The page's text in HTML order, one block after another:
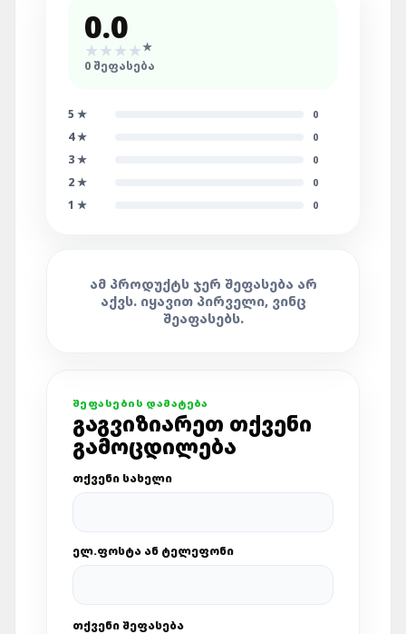
0.0
★★★★★
0ᲨᲔᲤᲐᲡᲔᲑᲐ
5 ★ 0
4★ 0
3★ 0
2★ 0
1 ★ 0
ᲐᲛ ᲞᲠᲝᲓᲣᲥᲢᲡ ᲯᲔᲠ ᲨᲔᲤᲐᲡᲔᲑᲐ ᲐᲠ
ᲐᲥᲕᲡ. ᲘᲧᲐᲕᲘᲗ ᲞᲘᲠᲕᲔᲚᲘ, ᲕᲘᲜᲪ
ᲨᲔᲐᲤᲐᲡᲔᲑᲡ.
ᲨᲔᲤᲐᲡᲔᲑᲘᲡ ᲓᲐᲛᲐᲢᲔᲑᲐ
ᲒᲐᲒᲕᲘᲖᲘᲐᲠᲔᲗ ᲗᲥᲕᲔᲜᲘ
ᲒᲐᲛᲝᲪᲓᲘᲚᲔᲑᲐ
ᲗᲥᲕᲔᲜᲘ ᲡᲐᲮᲔᲚᲘ
ᲔᲚ.ᲤᲝᲡᲢᲐ ᲐᲜ ᲢᲔᲚᲔᲤᲝᲜᲘ
ᲗᲥᲕᲔᲜᲘ ᲨᲔᲤᲐᲡᲔᲑᲐ